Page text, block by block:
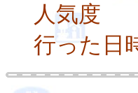
人気
行った日